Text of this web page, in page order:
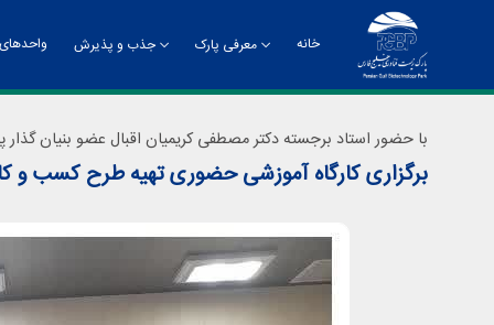
خانه معرفی پارک
چارت سازمانی
جذب و پذیرش
با حضور استاد برجسته دکتر مصطفی کریمیان اقبال عضو بنیان گذار
برگزاری کارگاه آموزشی حضوری تهیه طرح کسب و